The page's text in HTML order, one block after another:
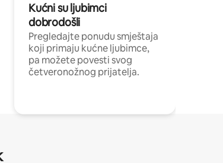
Kućni su ljubimci
dobrodošli
Pregledajte ponudu smještaja
koji primaju kućne ljubimce,
pa možete povesti svog
četveronožnog prijatelja.